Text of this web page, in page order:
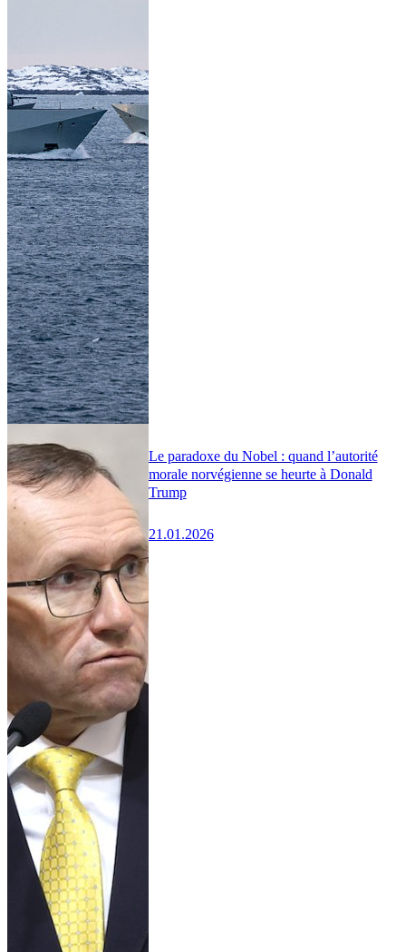
Le paradoxe du Nobel : quand l’autorité
morale norvégienne se heurte à Donald
Trump
21.01.2026